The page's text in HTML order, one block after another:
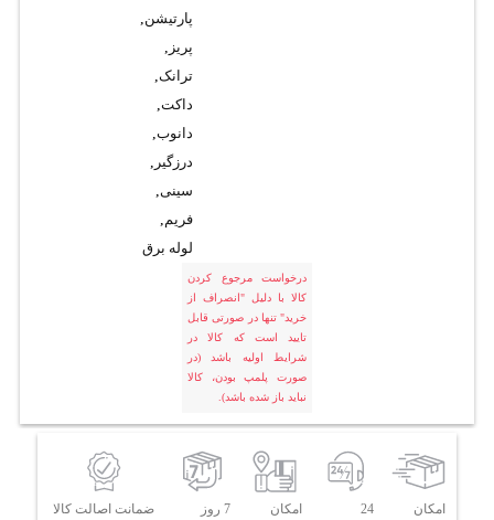
پارتیشن,
پریز ,
ترانک,
داکت,
دانوب,
درزگیر ,
سینی,
فریم,
لوله برق
درخواست مرجوع کردن
کالا با دلیل "انصراف از
خرید" تنها در صورتی قابل
تایید است که کالا در
شرایط اولیه باشد (در
صورت پلمپ بودن، کالا
نباید باز شده باشد).
امکان
24
امکان
7 روز
ضمانت اصالت کالا